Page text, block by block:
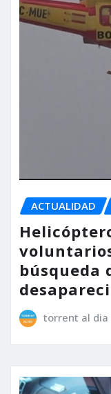
ACTUALIDAD
búsqueda
torrent al dia